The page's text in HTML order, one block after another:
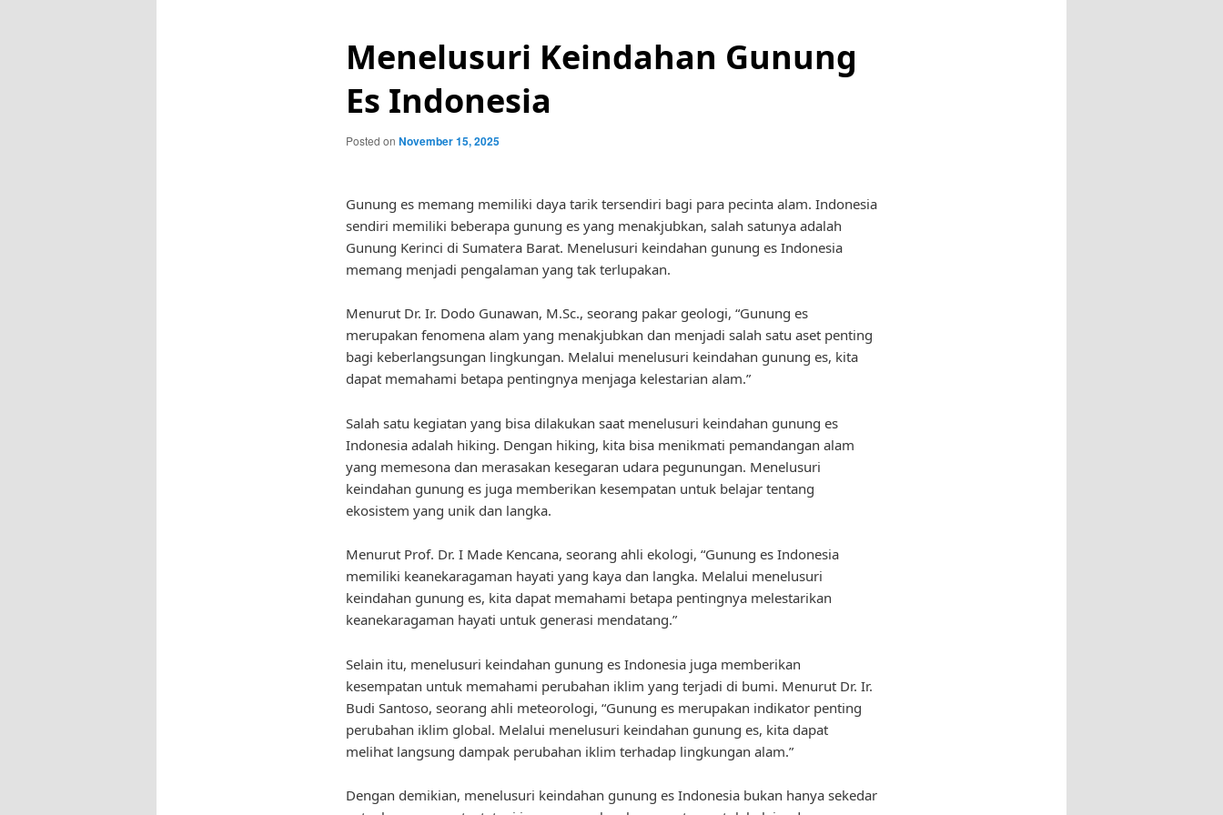
Menelusuri Keindahan Gunung
Es Indonesia
Posted on November 15, 2025
Gunung es memang memiliki daya tarik tersendiri bagi para pecinta alam. Indonesia
sendiri memiliki beberapa gunung es yang menakjubkan, salah satunya adalah
Gunung Kerinci di Sumatera Barat. Menelusuri keindahan gunung es Indonesia
memang menjadi pengalaman yang tak terlupakan.
Menurut Dr. Ir. Dodo Gunawan, M.Sc., seorang pakar geologi, “Gunung es
merupakan fenomena alam yang menakjubkan dan menjadi salah satu aset penting
bagi keberlangsungan lingkungan. Melalui menelusuri keindahan gunung es, kita
dapat memahami betapa pentingnya menjaga kelestarian alam.”
Salah satu kegiatan yang bisa dilakukan saat menelusuri keindahan gunung es
Indonesia adalah hiking. Dengan hiking, kita bisa menikmati pemandangan alam
yang memesona dan merasakan kesegaran udara pegunungan. Menelusuri
keindahan gunung es juga memberikan kesempatan untuk belajar tentang
ekosistem yang unik dan langka.
Menurut Prof. Dr. I Made Kencana, seorang ahli ekologi, “Gunung es Indonesia
memiliki keanekaragaman hayati yang kaya dan langka. Melalui menelusuri
keindahan gunung es, kita dapat memahami betapa pentingnya melestarikan
keanekaragaman hayati untuk generasi mendatang.”
Selain itu, menelusuri keindahan gunung es Indonesia juga memberikan
kesempatan untuk memahami perubahan iklim yang terjadi di bumi. Menurut Dr. Ir.
Budi Santoso, seorang ahli meteorologi, “Gunung es merupakan indikator penting
perubahan iklim global. Melalui menelusuri keindahan gunung es, kita dapat
melihat langsung dampak perubahan iklim terhadap lingkungan alam.”
Dengan demikian, menelusuri keindahan gunung es Indonesia bukan hanya sekedar